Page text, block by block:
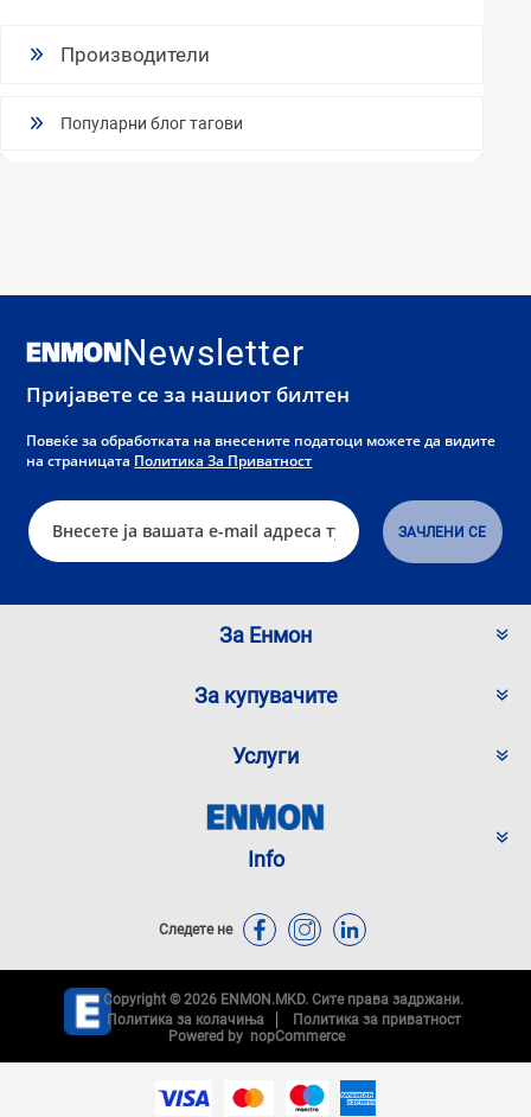
Производители
Популарни блог тагови
Newsletter
Пријавете се за нашиот билтен
Повеќе за обработката на внесените податоци можете да видите
на страницата Политика За Приватност
За Енмон
За купувачите
Услуги
Info
Следете не
Copyright © 2026 ENMON.MKD. Сите права задржани.
Политика за колачиња
Политика за приватност
Powered by nopCommerce